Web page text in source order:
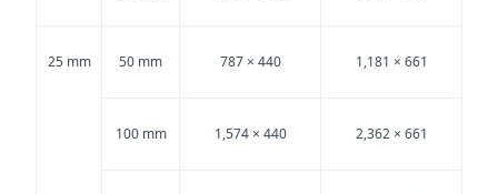
25 mm 50 mm 787 × 440 1,181 × 661
100 mm 1,574 × 440 2,362 × 661